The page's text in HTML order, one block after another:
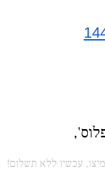
עכשיו ללא תשלום!